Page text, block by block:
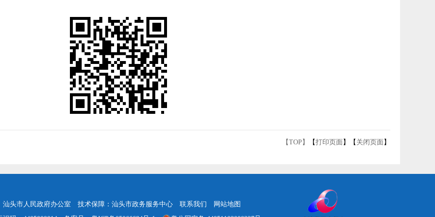
【TOP】 【打印页面 】【 关闭页面 】
汕头市人民政府办公室 技术保障：汕头市政务服务中心 联系我们
网站地图